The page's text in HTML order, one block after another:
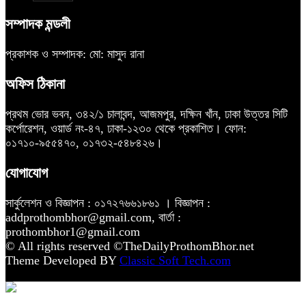
সম্পাদক মন্ডলী
প্রকাশক ও সম্পাদক: মো: মাসুদ রানা
অফিস ঠিকানা
প্রথম ভোর ভবন, ৩৪২/১ চালাবন্দ, আজমপুর, দক্ষিন খাঁন, ঢাকা উত্তর সিটি
কর্পোরেশন, ওয়ার্ড নং-৪৭, ঢাকা-১২৩০ থেকে প্রকাশিত। ফোন:
০১৭১০-৯৫৫৪৭০, ০১৭৩২-৫৪৮৪২৬।
যোগাযোগ
সার্কুলেশন ও বিজ্ঞাপন : ০১৭২৭৬৬১৮৬১ । বিজ্ঞাপন :
addprothombhor@gmail.com, বার্তা :
prothombhor1@gmail.com
© All rights reserved ©TheDailyProthomBhor.net
Theme Developed BY Classic Soft Tech.com